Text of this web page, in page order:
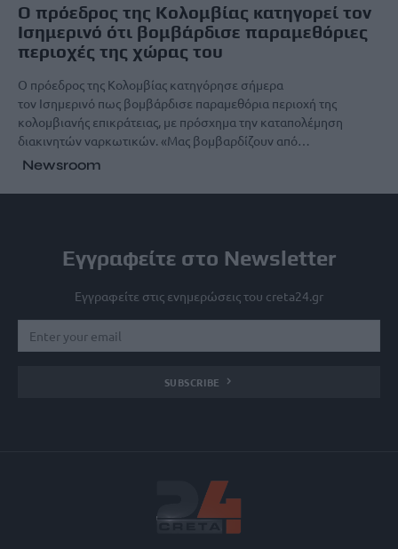
Ο πρόεδρος της Κολομβίας κατηγορεί τον
Ισημερινό ότι βομβάρδισε παραμεθόριες
περιοχές της χώρας του
Ο πρόεδρος της Κολομβίας κατηγόρησε σήμερα
τον Ισημερινό πως βομβάρδισε παραμεθόρια περιοχή της
κολομβιανής επικράτειας, με πρόσχημα την καταπολέμηση
διακινητών ναρκωτικών. «Μας βομβαρδίζουν από…
Newsroom
Εγγραφείτε στο Newsletter
Εγγραφείτε στις ενημερώσεις του creta24.gr
SUBSCRIBE